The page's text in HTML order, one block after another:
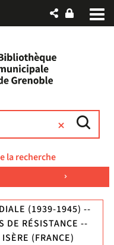
la recherche
(1939-1945) --
DE RÉSISTANCE --
(FRANCE)